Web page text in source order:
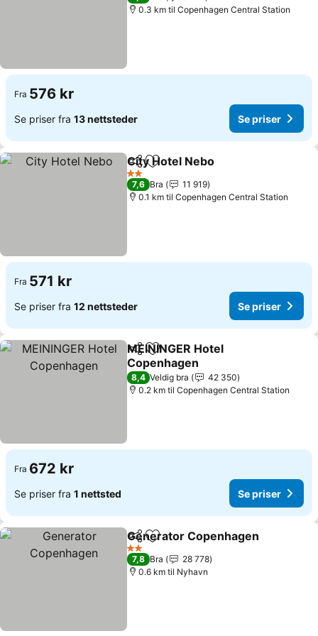
0.3 km til Copenhagen Central Station
Fra 576 kr
Se priser fra 13 nettsteder Se priser
Del Legg til i favoritter
City Hotel Nebo
2 Stjerner
7,6 Bra
11 919
0.1 km til Copenhagen Central Station
Fra 571 kr
Se priser fra 12 nettsteder Se priser
Del Legg til i favoritter
MEININGER Hotel
Copenhagen
Se priser
8,4 Veldig bra
42 350
0.2 km til Copenhagen Central Station
Fra 672 kr
Se priser fra 1 nettsted Se priser
Del Legg til i favoritter
Generator Copenhagen
2 Stjerner
7,8 Bra
28 778
0.6 km til Nyhavn